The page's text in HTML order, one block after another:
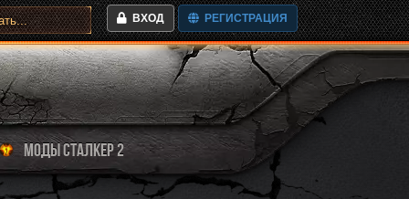
ВХОД РЕГИСТРАЦИЯ
МОДЫ СТАЛКЕР 2